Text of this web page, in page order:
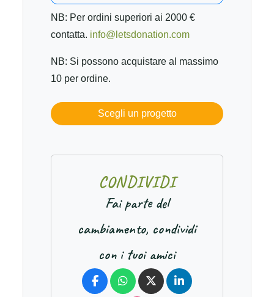
NB: Per ordini superiori ai 2000 €
contatta. info@letsdonation.com
NB: Si possono acquistare al massimo
10 per ordine.
Scegli un progetto
CONDIVIDI
Fai parte del
cambiamento, condividi
con i tuoi amici